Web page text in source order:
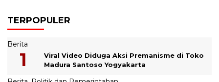
TERPOPULER
Berita
Viral Video Diduga Aksi Premanisme di Toko
Madura Santoso Yogyakarta